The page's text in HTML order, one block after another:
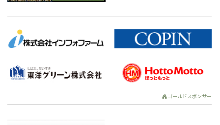
ゴールドスポンサー